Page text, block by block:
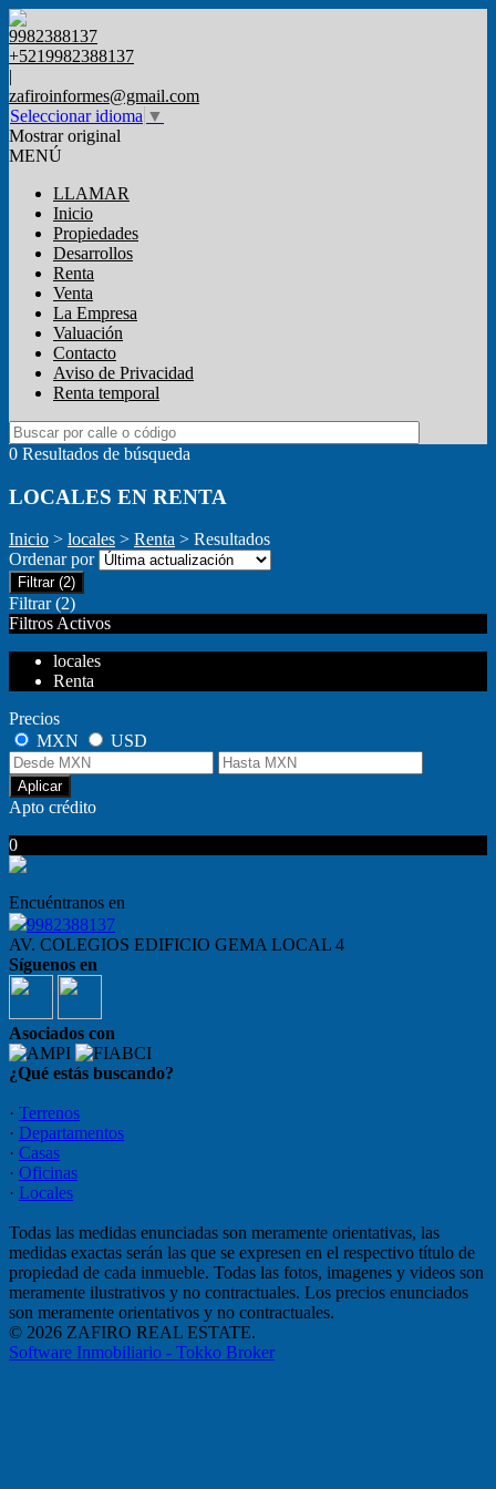
9982388137
+5219982388137
|
zafiroinformes@gmail.com
Seleccionar idioma ▼
Mostrar original
MENÚ
LLAMAR
Inicio
Propiedades
Desarrollos
Renta
Venta
La Empresa
Valuación
Contacto
Aviso de Privacidad
Renta temporal
0 Resultados de búsqueda
LOCALES EN RENTA
Inicio > locales > Renta > Resultados
Ordenar por
Filtrar (2)
Filtrar (2)
Filtros Activos
locales
Renta
Precios
MXN
USD
Aplicar
Apto crédito
0
Encuéntranos en
9982388137
AV. COLEGIOS EDIFICIO GEMA LOCAL 4
Síguenos en
Asociados con
¿Qué estás buscando?
· Terrenos
· Departamentos
· Casas
· Oficinas
· Locales
Todas las medidas enunciadas son meramente orientativas, las
medidas exactas serán las que se expresen en el respectivo título de
propiedad de cada inmueble. Todas las fotos, imagenes y videos son
meramente ilustrativos y no contractuales. Los precios enunciados
son meramente orientativos y no contractuales.
© 2026 ZAFIRO REAL ESTATE.
Software Inmobiliario - Tokko Broker